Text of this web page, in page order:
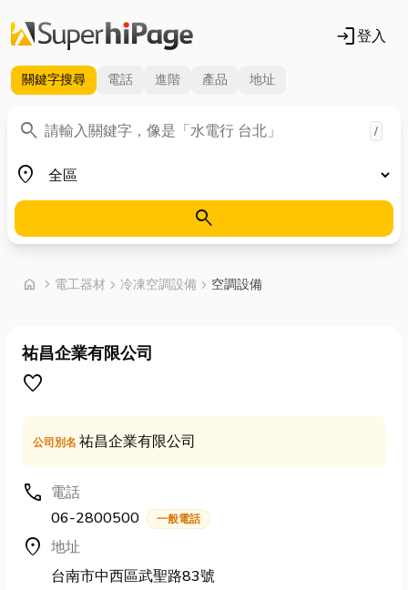
login登入
關鍵字搜尋 電話 進階 產品 地址
search
關鍵字 /
place
地區
search
home chevron_right 首頁
電工器材 chevron_right 冷凍空調設備 chevron_right 空調設備
祐昌企業有限公司
favorite
公司別名 祐昌企業有限公司
call 電話
06-2800500
一般電話
location_on 地址
台南市中西區武聖路83號